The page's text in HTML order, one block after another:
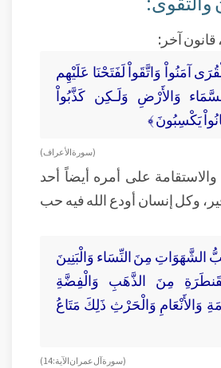
قانون آخر:
آمَنُواْ وَاتَّقَواْ لَفَتَحْنَا عَلَيْهِم
وَالأَرْضِ وَلَـكِن كَذَّبُواْ
يَكْسِبُونَ ﴾
( سورة الأعراف )
والاستقامة على أمره أيضاً أحد
وكل إنسان أودع الله فيه حب
الشَّهَوَاتِ مِنَ النِّسَاء وَالْبَنِينَ
مِنَ الذَّهَبِ وَالْفِضَّةِ
وَالأَنْعَامِ وَالْحَرْثِ ذَلِكَ مَتَاعُ
( سورة آل عمران الآية: 14 )